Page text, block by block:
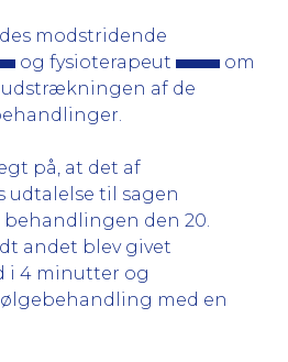
modstridende
og fysioterapeut
om
af de
på, at det af
udtalelse til sagen
den 20.
andet blev givet
i 4 minutter og
med en